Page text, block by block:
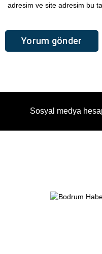
adresim ve site adresim bu
Sosyal medya